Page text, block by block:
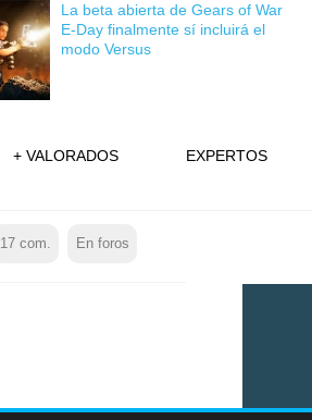
La beta abierta de Gears of War
E-Day finalmente sí incluirá el
modo Versus
+ VALORADOS
EXPERTOS
17com. En foros